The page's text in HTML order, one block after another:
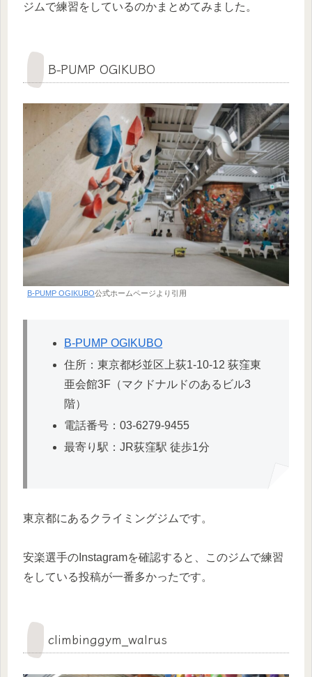
ジムで練習をしているのかまとめてみました。
B-PUMP OGIKUBO
B-PUMP OGIKUBO公式ホームページより引用
B-PUMP OGIKUBO
住所：東京都杉並区上荻1-10-12 荻窪東
亜会館3F（マクドナルドのあるビル3
階）
電話番号：03-6279-9455
最寄り駅：JR荻窪駅 徒歩1分
東京都にあるクライミングジムです。
安楽選手のInstagramを確認すると、このジムで練習
をしている投稿が一番多かったです。
climbinggym_walrus